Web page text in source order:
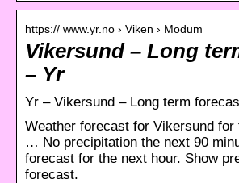
https:// www.yr.no › Viken › Modum
Vikersund – Long
– Yr
Yr – Vikersund – Long term
Weather forecast for Vikersund for
… No precipitation the next 90
forecast for the next hour. Show
forecast.